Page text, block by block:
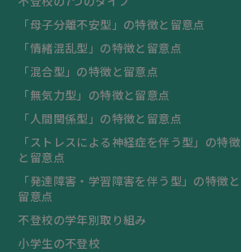
「母子分離不安型」の特徴と留意点
「情緒混乱型」の特徴と留意点
「混合型」の特徴と留意点
「無気力型」の特徴と留意点
「人間関係型」の特徴と留意点
「ストレスによる神経症を伴う型」の特徴
と留意点
「発達障害・学習障害を伴う型」の特徴と
留意点
不登校の学年別取り組み
小学生の不登校